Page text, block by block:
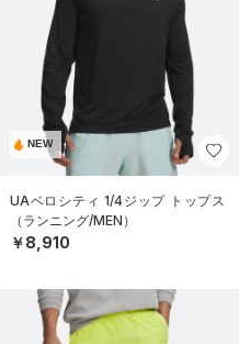
NEW
UAベロシティ 1/4ジップ トップス
（ランニング/MEN）
￥8,910